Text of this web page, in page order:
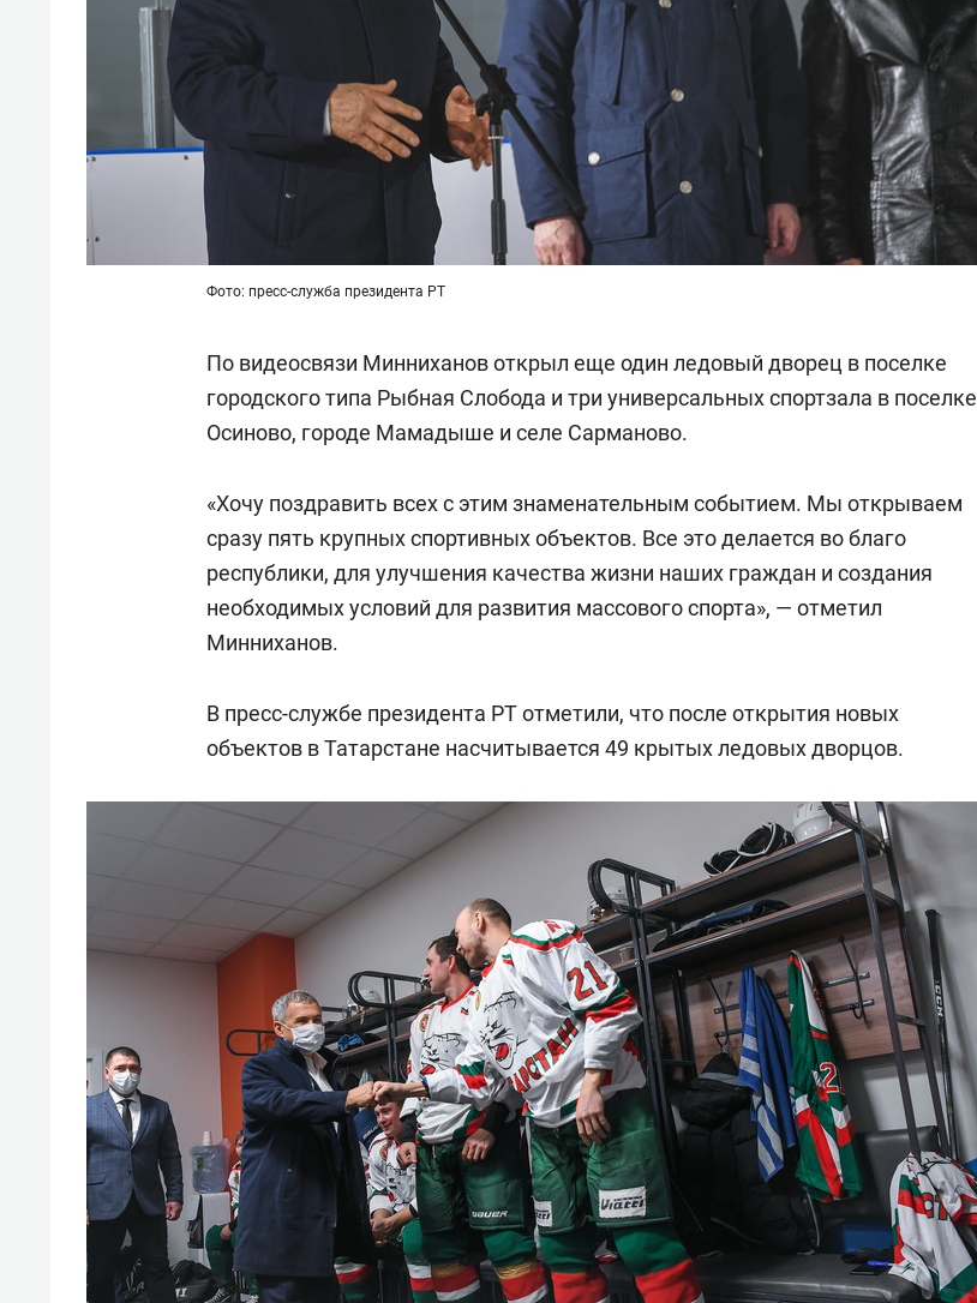
Фото: пресс-служба президента РТ
По видеосвязи Минниханов открыл еще один ледовый дворец в поселке
городского типа Рыбная Слобода и три универсальных спортзала в поселке
Осиново, городе Мамадыше и селе Сарманово.
«Хочу поздравить всех с этим знаменательным событием. Мы открываем
сразу пять крупных спортивных объектов. Все это делается во благо
республики, для улучшения качества жизни наших граждан и создания
необходимых условий для развития массового спорта», — отметил
Минниханов.
В пресс-службе президента РТ отметили, что после открытия новых
объектов в Татарстане насчитывается 49 крытых ледовых дворцов.